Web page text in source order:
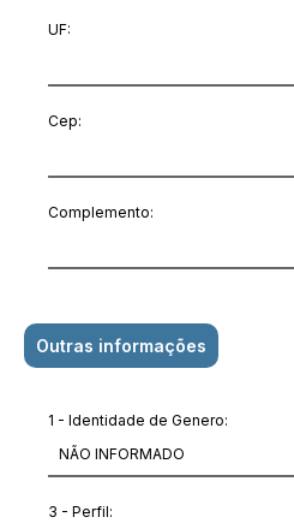
UF:
Cep:
Complemento:
Outras informações
1 - Identidade de Genero:
3 - Perfil: